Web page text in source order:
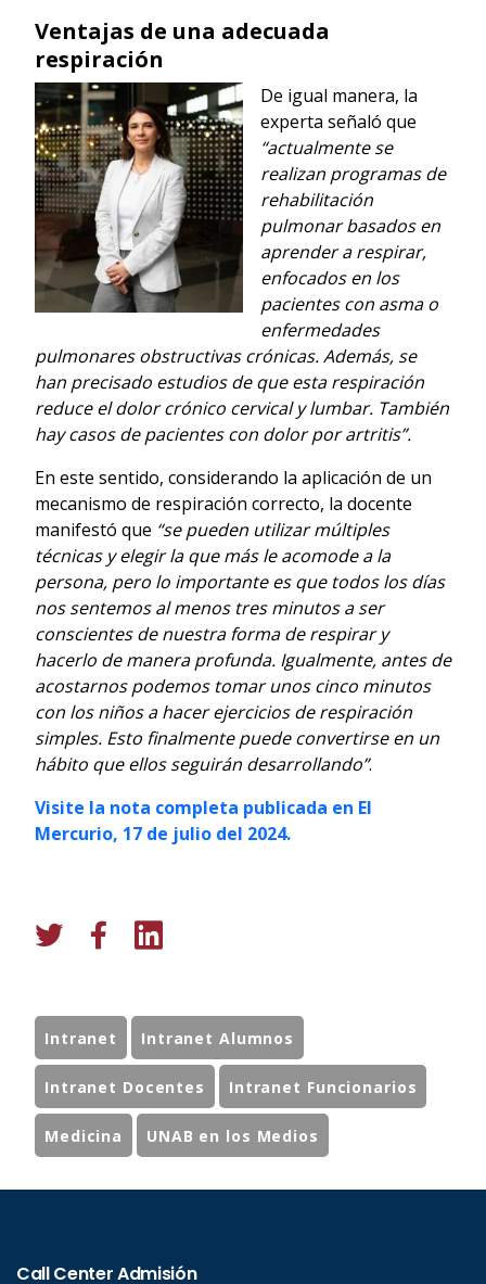
Ventajas de una adecuada
respiración
De igual manera, la
experta señaló que
“actualmente se
realizan programas de
rehabilitación
pulmonar basados en
aprender a respirar,
enfocados en los
pacientes con asma o
enfermedades
pulmonares obstructivas crónicas. Además, se
han precisado estudios de que esta respiración
reduce el dolor crónico cervical y lumbar. También
hay casos de pacientes con dolor por artritis”.
En este sentido, considerando la aplicación de un
mecanismo de respiración correcto, la docente
manifestó que “se pueden utilizar múltiples
técnicas y elegir la que más le acomode a la
persona, pero lo importante es que todos los días
nos sentemos al menos tres minutos a ser
conscientes de nuestra forma de respirar y
hacerlo de manera profunda. Igualmente, antes de
acostarnos podemos tomar unos cinco minutos
con los niños a hacer ejercicios de respiración
simples. Esto finalmente puede convertirse en un
hábito que ellos seguirán desarrollando”.
Visite la nota completa publicada en El
Mercurio, 17 de julio del 2024.
Intranet Intranet Alumnos
Intranet Docentes Intranet Funcionarios
Medicina UNAB en los Medios